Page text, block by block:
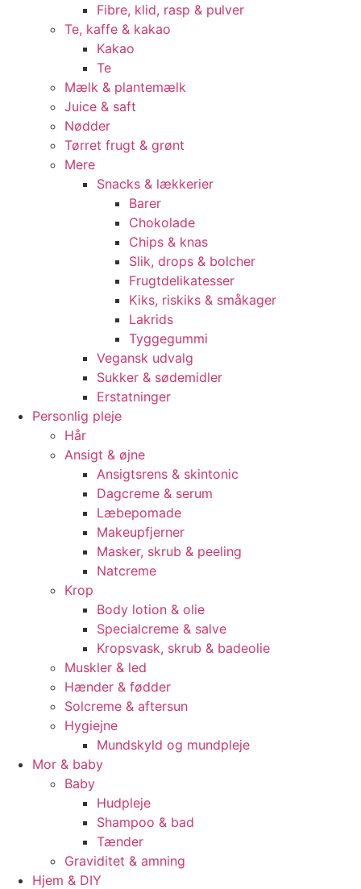
Fibre, klid, rasp & pulver
Te, kaffe & kakao
Kakao
Te
Mælk & plantemælk
Juice & saft
Nødder
Tørret frugt & grønt
Mere
Snacks & lækkerier
Barer
Chokolade
Chips & knas
Slik, drops & bolcher
Frugtdelikatesser
Kiks, riskiks & småkager
Lakrids
Tyggegummi
Vegansk udvalg
Sukker & sødemidler
Erstatninger
Personlig pleje
Hår
Ansigt & øjne
Ansigtsrens & skintonic
Dagcreme & serum
Læbepomade
Makeupfjerner
Masker, skrub & peeling
Natcreme
Krop
Body lotion & olie
Specialcreme & salve
Kropsvask, skrub & badeolie
Muskler & led
Hænder & fødder
Solcreme & aftersun
Hygiejne
Mundskyld og mundpleje
Mor & baby
Baby
Hudpleje
Shampoo & bad
Tænder
Graviditet & amning
Hjem & DIY